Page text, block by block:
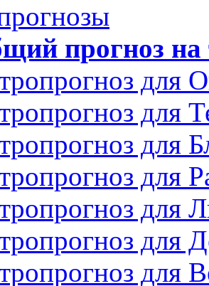
прогноз
для
для
для
для
для
для
для